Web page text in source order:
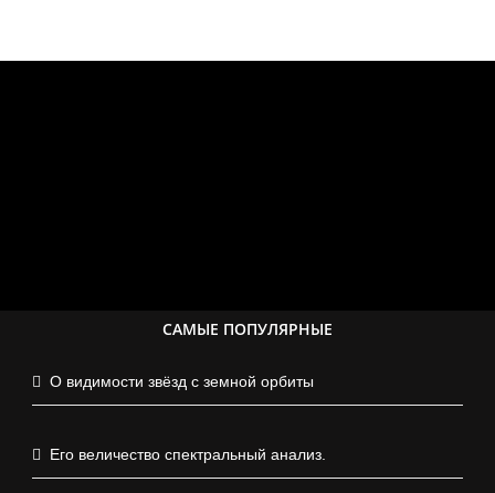
САМЫЕ ПОПУЛЯРНЫЕ
О видимости звёзд с земной орбиты
Его величество спектральный анализ.